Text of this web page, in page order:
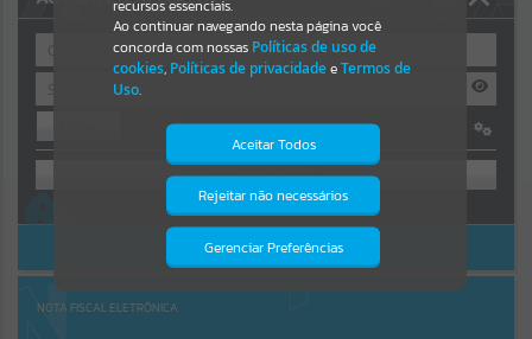
Por favor, aguarde...
Por favor, aguarde...
OU
Cadastre-se|Recuperar Senha
ACESSAR SEM LOGIN
NOTA FISCAL ELETRÔNICA
recursos essenciais.
Ao continuar navegando nesta página você
concorda com nossas Políticas de uso de
cookies, Políticas de privacidadeeTermos de
Uso.
Aceitar Todos
Rejeitar não necessários
Gerenciar Preferências
Isto significa que diversos recursos
providenciados poderão não estar